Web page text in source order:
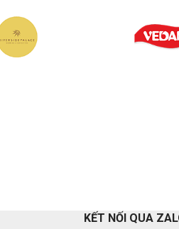
KẾT NỐI QUA